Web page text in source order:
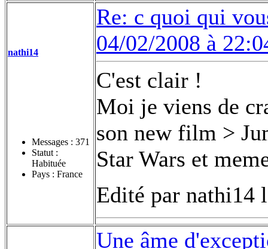
nathi14
Messages : 371
Statut :
Habituée
Pays : France
Re: c quoi qui
04/02/2008 à
C'est clair !
Moi je viens de
son new film >
Star Wars et
Edité par nathi14
Une âme